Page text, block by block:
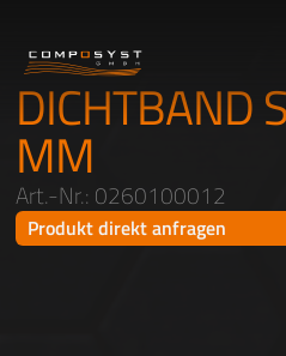
DICHTBAND
MM
Art.-Nr.: 0260100012
Produkt direkt anfragen